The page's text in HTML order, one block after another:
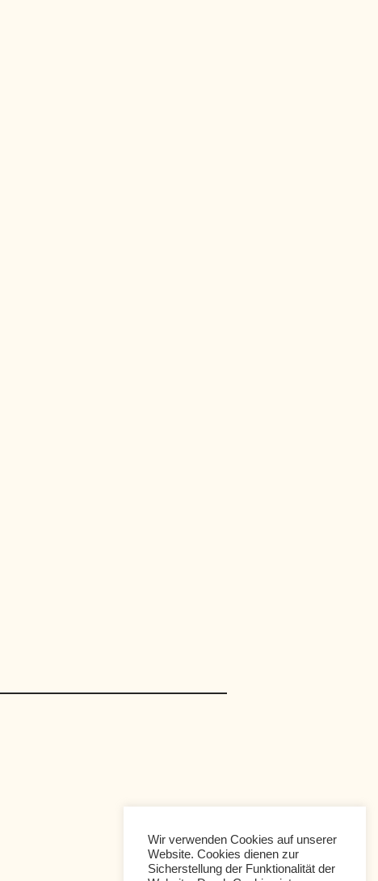
Wir verwenden Cookies auf unserer
Website. Cookies dienen zur
Sicherstellung der Funktionalität der